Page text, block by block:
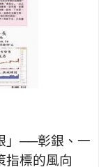
」──彰銀、一
指標的風向